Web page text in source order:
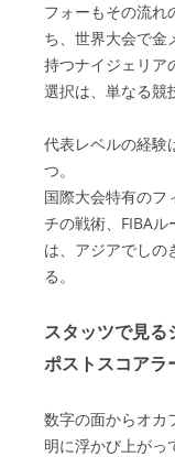
フォーもその流れ
ち、世界大会で金
持つナイジェリ
選択は、単なる競
代表レベルの経験
つ。
国際大会特有のフ
チの戦術、FIBA
は、アジアでしの
る。
スタッツで見る
ポストスコアラ
数字の面からオカ
明に浮かび上がっ